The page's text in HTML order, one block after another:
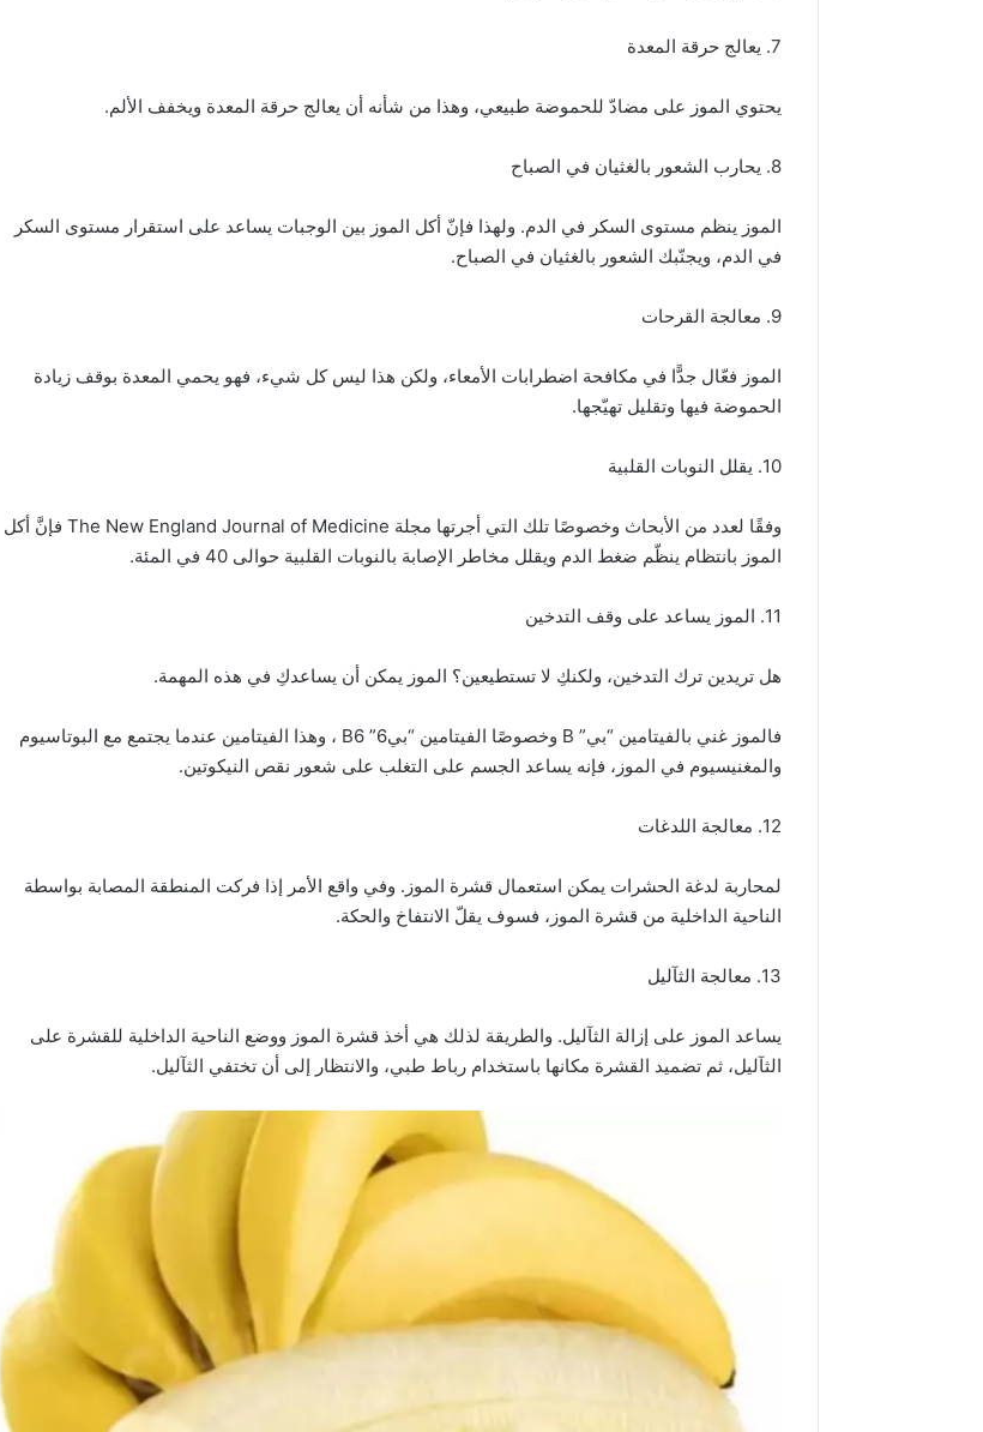
7. يعالج حرقة المعدة
يحتوي الموز على مضادّ للحموضة طبيعي، وهذا من شأنه أن يعالج حرقة المعدة ويخفف الألم.
8. يحارب الشعور بالغثيان في الصباح
الموز ينظم مستوى السكر في الدم. ولهذا فإنّ أكل الموز بين الوجبات يساعد على استقرار مستوى السكر
في الدم، ويجنّبك الشعور بالغثيان في الصباح.
9. معالجة القرحات
الموز فعّال جدًّا في مكافحة اضطرابات الأمعاء، ولكن هذا ليس كل شيء، فهو يحمي المعدة بوقف زيادة
الحموضة فيها وتقليل تهيّجها.
10. يقلل النوبات القلبية
وفقًا لعدد من الأبحاث وخصوصًا تلك التي أجرتها مجلة The New England Journal of Medicine فإنَّ أكل
الموز بانتظام ينظّم ضغط الدم ويقلل مخاطر الإصابة بالنوبات القلبية حوالى 40 في المئة.
11. الموز يساعد على وقف التدخين
هل تريدين ترك التدخين، ولكنكِ لا تستطيعين؟ الموز يمكن أن يساعدكِ في هذه المهمة.
فالموز غني بالفيتامين “بي” B وخصوصًا الفيتامين “بي6” B6 ، وهذا الفيتامين عندما يجتمع مع البوتاسيوم
والمغنيسيوم في الموز، فإنه يساعد الجسم على التغلب على شعور نقص النيكوتين.
12. معالجة اللدغات
لمحاربة لدغة الحشرات يمكن استعمال قشرة الموز. وفي واقع الأمر إذا فركت المنطقة المصابة بواسطة
الناحية الداخلية من قشرة الموز، فسوف يقلّ الانتفاخ والحكة.
13. معالجة الثآليل
يساعد الموز على إزالة الثآليل. والطريقة لذلك هي أخذ قشرة الموز ووضع الناحية الداخلية للقشرة على
الثآليل، ثم تضميد القشرة مكانها باستخدام رباط طبي، والانتظار إلى أن تختفي الثآليل.